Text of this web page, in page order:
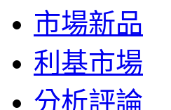
市場新品
利基市場
分析評論